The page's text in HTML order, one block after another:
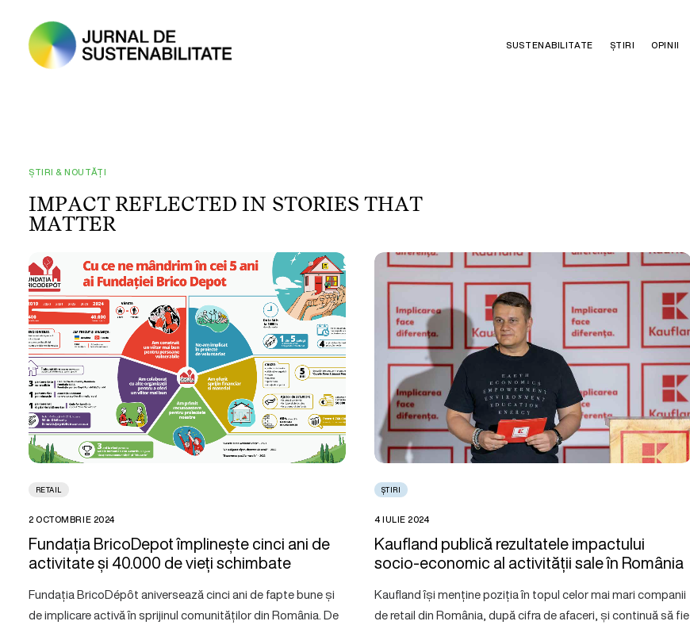
SUSTENABILITATE ȘTIRI OPINII
ȘTIRI & NOUTĂȚI
IMPACT REFLECTED IN STORIES THAT
MATTER
RETAIL
2 OCTOMBRIE 2024
Fundația BricoDepot împlinește cinci ani de
activitate și 40.000 de vieți schimbate
Fundația BricoDépôt aniversează cinci ani de fapte bune și
de implicare activă în sprijinul comunităților din România. De
ȘTIRI
4 IULIE 2024
Kaufland publică rezultatele impactului
socio-economic al activității sale în România
Kaufland își menține poziția în topul celor mai mari companii
de retail din România, după cifra de afaceri, și continuă să fie